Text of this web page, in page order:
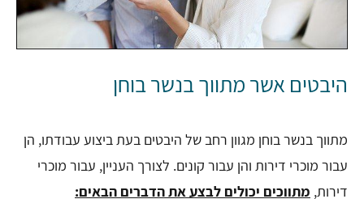
היבטים אשר מתווך בנשר בוחן
מתווך בנשר בוחן מגוון רחב של היבטים בעת ביצוע עבודתו, הן
עבור מוכרי דירות והן עבור קונים. לצורך העניין, עבור מוכרי
דירות, מתווכים יכולים לבצע את הדברים הבאים: